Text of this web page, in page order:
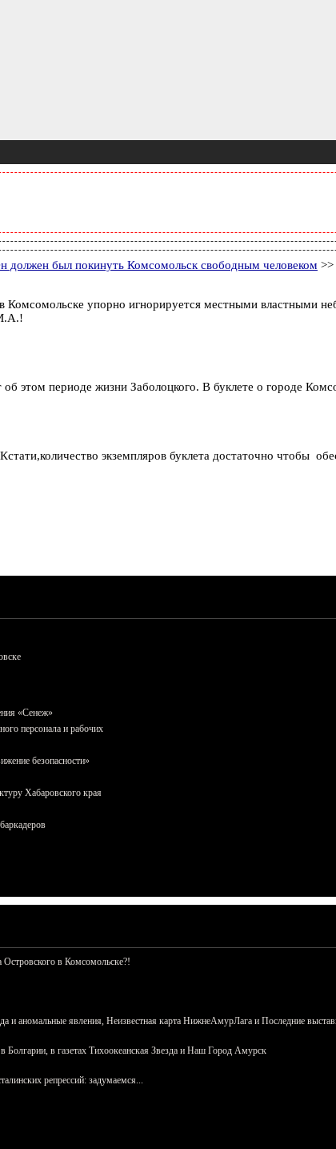
должен был покинуть Комсомольск свободным человеком
Комсомольске упорно игнорируется местными властными
этом периоде жизни Заболоцкого. В буклете о городе
экземпляров буклета достаточно чтобы
«Сенеж»
персонала и рабочих
безопасности»
Хабаровского края
в Комсомольске?!
и аномальные явления, Неизвестная карта НижнеАмурЛага и Последние
в газетах Тихоокеанская Звезда и Наш Город Амурск
репрессий: задумаемся...